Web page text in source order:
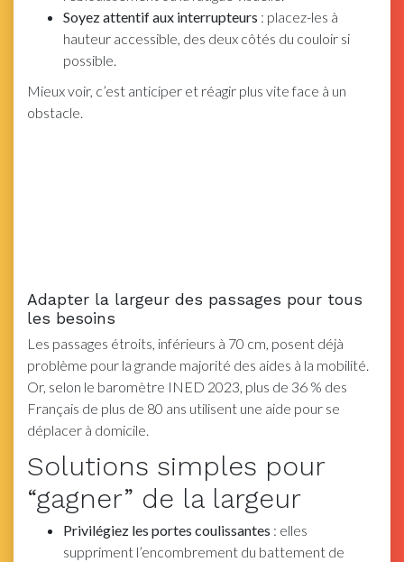
Soyez attentif aux interrupteurs : placez-les à
hauteur accessible, des deux côtés du couloir si
possible.
Mieux voir, c’est anticiper et réagir plus vite face à un
obstacle.
Adapter la largeur des passages pour tous
les besoins
Les passages étroits, inférieurs à 70 cm, posent déjà
problème pour la grande majorité des aides à la mobilité.
Or, selon le baromètre INED 2023, plus de 36 % des
Français de plus de 80 ans utilisent une aide pour se
déplacer à domicile.
Solutions simples pour
“gagner” de la largeur
Privilégiez les portes coulissantes : elles
suppriment l’encombrement du battement de